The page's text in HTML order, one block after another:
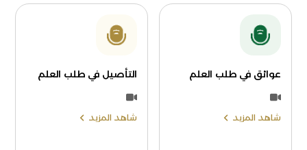
عوائق في طلب العلم
شاهد المزيد
التأصيل في طلب العلم
شاهد المزيد